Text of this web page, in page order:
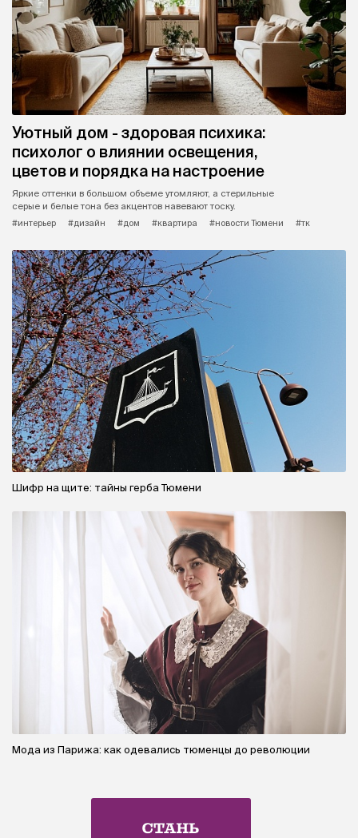
Уютный дом - здоровая психика:
психолог о влиянии освещения,
цветов и порядка на настроение
Яркие оттенки в большом объеме утомляют, а стерильные
серые и белые тона без акцентов навевают тоску.
#интерьер
#дизайн #дом #квартира #новости Тюмени #тк
Шифр на щите: тайны герба Тюмени
Мода из Парижа: как одевались тюменцы до революции